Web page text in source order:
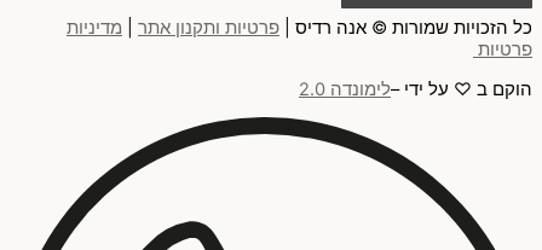
כל הזכויות שמורות © אנה רדיס | פרטיות ותקנון אתר
מדיניות
פרטיות
הוקם ב ♡ על ידי –לימונדה 2.0